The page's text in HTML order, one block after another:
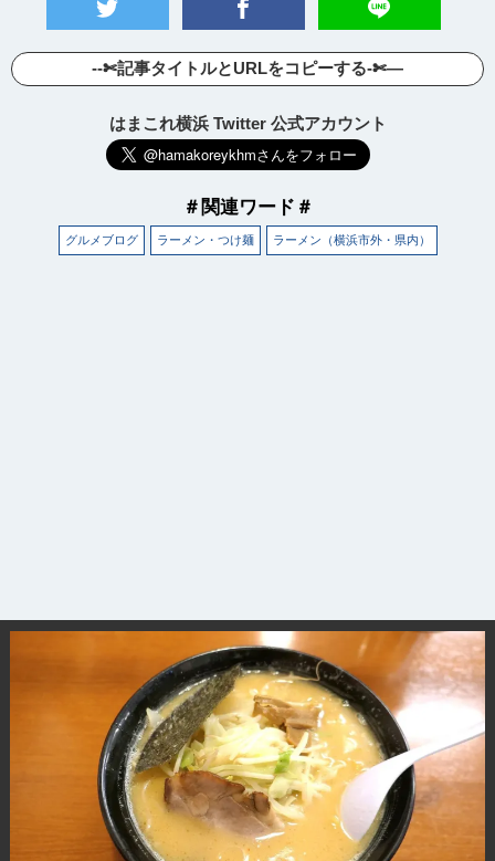
--✄記事タイトルとURLをコピーする-✄—
はまこれ横浜 Twitter 公式アカウント
＃関連ワード＃
グルメブログ ラーメン・つけ麺 ラーメン（横浜市外・県内）